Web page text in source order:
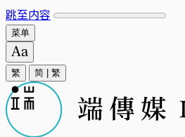
跳至内容
菜单
繁 简 繁